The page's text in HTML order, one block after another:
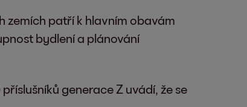
zemích patří k hlavním obavám
bydlení a plánování
generace Z uvádí, že se